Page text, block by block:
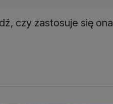
czy zastosuje się ona